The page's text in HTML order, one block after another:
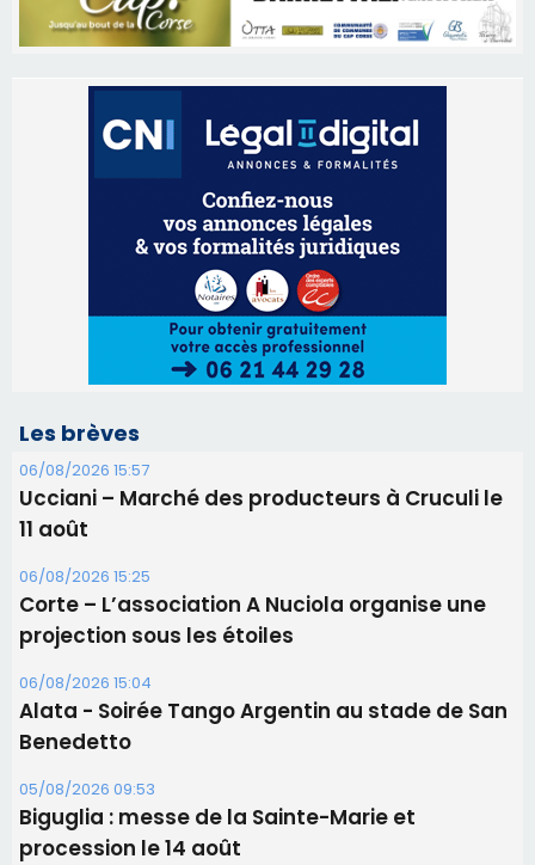
Les brèves
06/08/2026 15:57
Ucciani – Marché des producteurs à Cruculi le
11 août
06/08/2026 15:25
Corte – L’association A Nuciola organise une
projection sous les étoiles
06/08/2026 15:04
Alata - Soirée Tango Argentin au stade de San
Benedetto
05/08/2026 09:53
Biguglia : messe de la Sainte-Marie et
procession le 14 août